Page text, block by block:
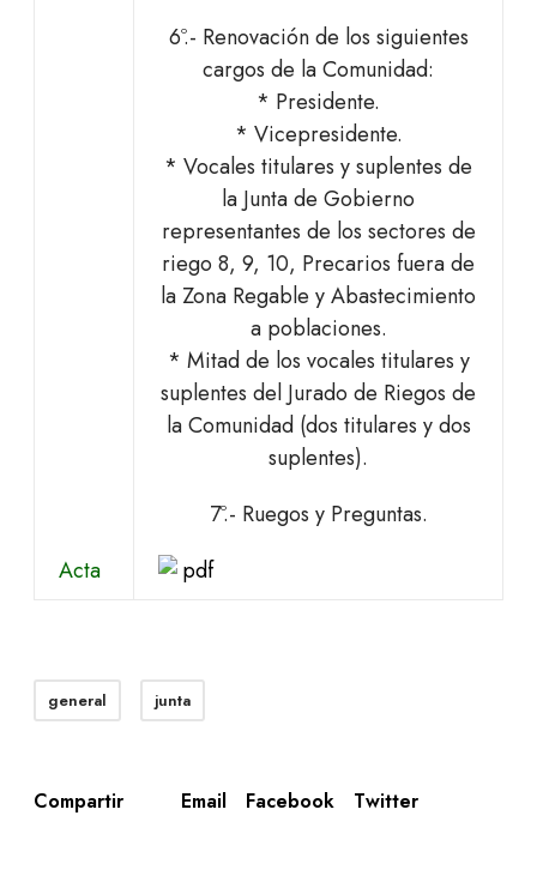
6º.- Renovación de los siguientes
cargos de la Comunidad:
* Presidente.
* Vicepresidente.
* Vocales titulares y suplentes de
la Junta de Gobierno
representantes de los sectores de
riego 8, 9, 10, Precarios fuera de
la Zona Regable y Abastecimiento
a poblaciones.
* Mitad de los vocales titulares y
suplentes del Jurado de Riegos de
la Comunidad (dos titulares y dos
suplentes).
7º.- Ruegos y Preguntas.
Acta
general junta
Compartir Email Facebook Twitter